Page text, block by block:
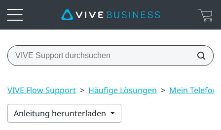
VIVE Flow Support > Häufige Lösungen > Mein
Anleitung herunterladen